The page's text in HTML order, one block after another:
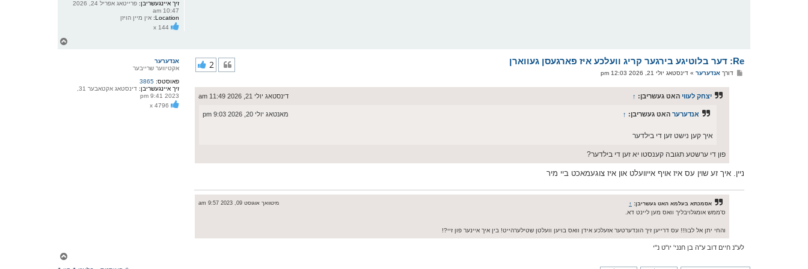
זיך איינגעשריבן:
פרייטאג אפריל 24, 2026
10:47 am
Location:
אין מיין הויזן
אנדערער
אקטיווער שרייבער
פאוסטס: 3865
זיך איינגעשריבן:
דינסטאג אקטאבער 31,
2023 9:41 pm
Re: דער בלוטיגע בירגער קריג וועלכע איז פארגעסן געווארן 2
פדורך אנדערער» דינסטאג יולי 21, 2026 12:03 pm
יצחק לעווי האט געשריבן: ↑ דינסטאג יולי 21, 2026 11:49 am
אנדערער האט געשריבן: ↑ מאנטאג יולי 20, 2026 9:03 pm
איך קען נישט זען די בילדער
פון די ערשטע תגובה קענסטו יא זען די בילדער?
ניין. איך זע שוין עס איז אויף אייוועלט און איז צוגעמאכט ביי מיר
אסמכתא בעלמא האט געשריבן: ↑
מיטוואך אוגוסט 09, 2023 9:57 am
ס'ממש אומגלויבליך וואס מען ליינט דא.
והחי יתן אל לבו!!! עס דרייען זיך הונדערטער אזעלכע אידן וואס בויען וועלטן שטילערהייט! בין איך איינער פון זיי?!
לע"נ חיים דוב ע"ה בן חנני' יו"ט נ"י